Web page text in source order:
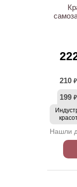
210 ₽
199 ₽
Нашли